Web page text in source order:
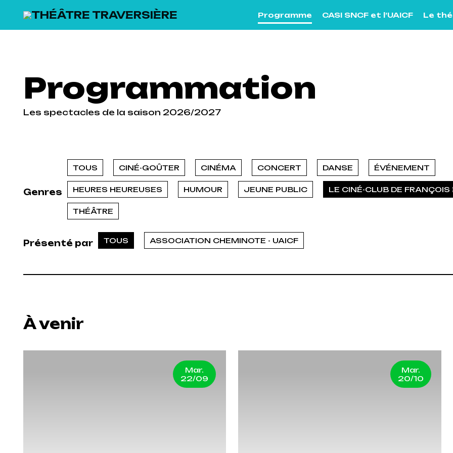
Programme CASI SNCF et l’UAICF Le
Programmation
Les spectacles de la saison 2026/2027
Genres
TOUS CINÉ-GOÛTER CINÉMA CONCERT DANSE ÉVÉNEMENT
HEURES HEUREUSES HUMOUR JEUNE PUBLIC LE CINÉ-CLUB DE FRANÇOIS
THÉÂTRE
Présenté par TOUS ASSOCIATION CHEMINOTE - UAICF
À venir
Mar.
22/09
Mar.
20/10